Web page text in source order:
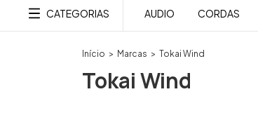
CATEGORIAS AUDIO CORDAS
Início > Marcas > Tokai Wind
Tokai Wind